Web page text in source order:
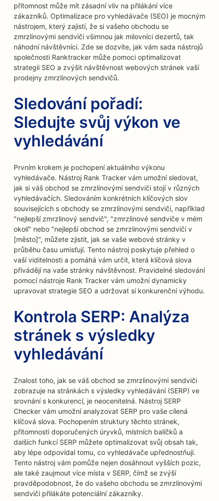
přítomnost může mít zásadní vliv na přilákání více
zákazníků. Optimalizace pro vyhledávače (SEO) je mocným
nástrojem, který zajistí, že si vašeho obchodu se
zmrzlinovými sendviči všimnou jak milovníci dezertů, tak
náhodní návštěvníci. Zde se dozvíte, jak vám sada nástrojů
společnosti Ranktracker může pomoci optimalizovat
strategii SEO a zvýšit návštěvnost webových stránek vaší
prodejny zmrzlinových sendvičů.
Sledování pořadí:
Sledujte svůj výkon ve
vyhledávání
Prvním krokem je pochopení aktuálního výkonu
vyhledávače. Nástroj Rank Tracker vám umožní sledovat,
jak si váš obchod se zmrzlinovými sendviči stojí v různých
vyhledávačích. Sledováním konkrétních klíčových slov
souvisejících s obchody se zmrzlinovými sendviči, například
"nejlepší zmrzlinový sendvič", "zmrzlinové sendviče v mém
okolí" nebo "nejlepší obchod se zmrzlinovými sendviči v
[město]", můžete zjistit, jak se vaše webové stránky v
průběhu času umisťují. Tento nástroj poskytuje přehled o
vaší viditelnosti a pomáhá vám určit, která klíčová slova
přivádějí na vaše stránky návštěvnost. Pravidelné sledování
pomocí nástroje Rank Tracker vám umožní dynamicky
upravovat strategie SEO a udržovat si konkurenční výhodu.
Kontrola SERP: Analýza
stránek s výsledky
vyhledávání
Znalost toho, jak se váš obchod se zmrzlinovými sendviči
zobrazuje na stránkách s výsledky vyhledávání (SERP) ve
srovnání s konkurencí, je neocenitelná. Nástroj SERP
Checker vám umožní analyzovat SERP pro vaše cílená
klíčová slova. Pochopením struktury těchto stránek,
přítomnosti doporučených úryvků, místních balíčků a
dalších funkcí SERP můžete optimalizovat svůj obsah tak,
aby lépe odpovídal tomu, co vyhledávače upřednostňují.
Tento nástroj vám pomůže nejen dosáhnout vyšších pozic,
ale také zaujmout více místa v SERP, čímž se zvýší
pravděpodobnost, že do vašeho obchodu se zmrzlinovými
sendviči přilákáte potenciální zákazníky.